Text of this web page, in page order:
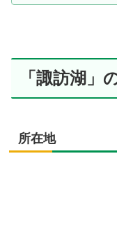
「諏訪湖」
所在地